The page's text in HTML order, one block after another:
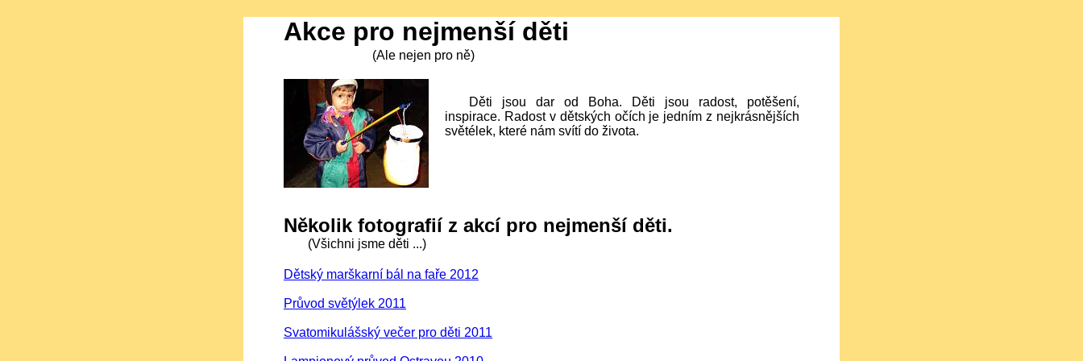
Akce pro nejmenší děti
(Ale nejen pro ně)
Děti jsou dar od Boha. Děti jsou radost, potěšení,
inspirace. Radost v dětských očích je jedním z nejkrásnějších
světélek, které nám svítí do života.
Několik fotografií z akcí pro nejmenší děti.
(Všichni jsme děti ...)
Dětský marškarní bál na faře 2012
Průvod světýlek 2011
Svatomikulášský večer pro děti 2011